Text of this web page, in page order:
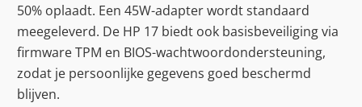
50% oplaadt. Een 45W-adapter wordt standaard
meegeleverd. De HP 17 biedt ook basisbeveiliging via
firmware TPM en BIOS-wachtwoordondersteuning,
zodat je persoonlijke gegevens goed beschermd
blijven.